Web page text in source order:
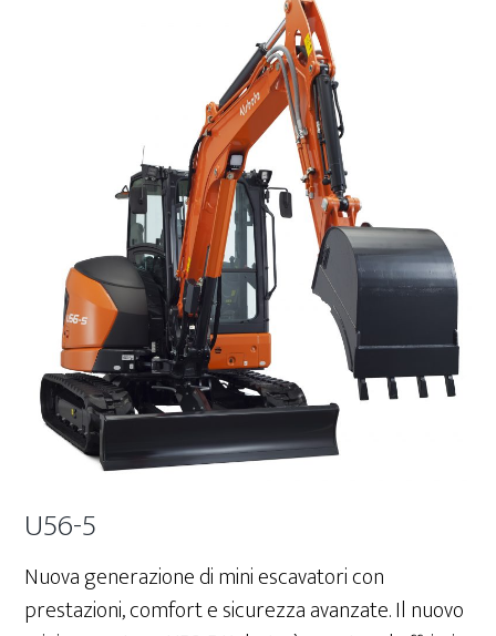
U56-5
Nuova generazione di mini escavatori con
prestazioni, comfort e sicurezza avanzate. Il nuovo